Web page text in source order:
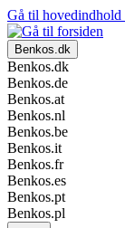
Gå til hovedindhold
Benkos.dk
Benkos.dk
Benkos.de
Benkos.at
Benkos.nl
Benkos.be
Benkos.it
Benkos.fr
Benkos.es
Benkos.pt
Benkos.pl